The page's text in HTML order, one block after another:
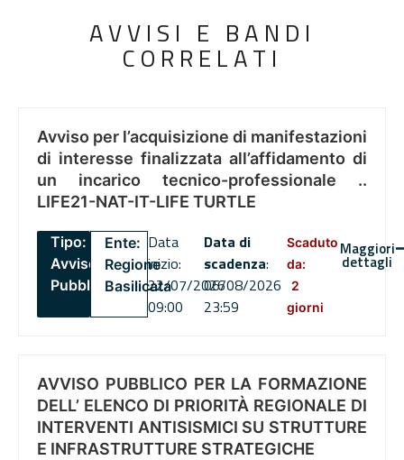
AVVISI E BANDI
CORRELATI
Avviso per l’acquisizione di manifestazioni
di interesse finalizzata all’affidamento di
un incarico tecnico-professionale ..
LIFE21-NAT-IT-LIFE TURTLE
Tipo:
Avviso
Pubblico
Ente:
Regione
Basilicata
Data
inizio:
22/07/2026
09:00
Data di
scadenza:
06/08/2026
23:59
Scaduto
da:
2
giorni
Maggiori
dettagli
AVVISO PUBBLICO PER LA FORMAZIONE
DELL’ ELENCO DI PRIORITÀ REGIONALE DI
INTERVENTI ANTISISMICI SU STRUTTURE
E INFRASTRUTTURE STRATEGICHE